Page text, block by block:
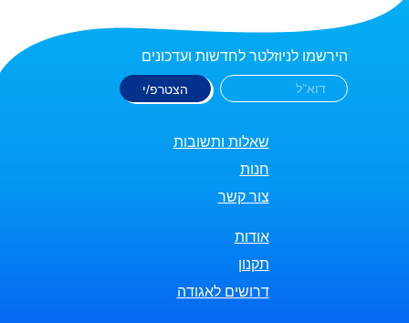
אודות
תקנון
דרושים לאגודה
שאלות ותשובות
חנות
צור קשר
הירשמו לניוזלטר לחדשות ועדכונים